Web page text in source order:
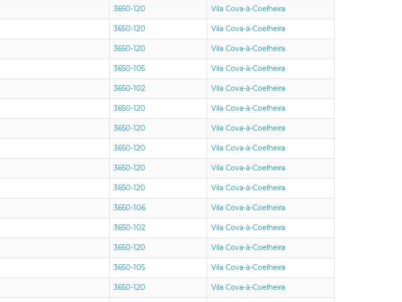
3650-120 Vila Cova-à-Coelheira
3650-120 Vila Cova-à-Coelheira
3650-120 Vila Cova-à-Coelheira
3650-105 Vila Cova-à-Coelheira
3650-102 Vila Cova-à-Coelheira
3650-120 Vila Cova-à-Coelheira
3650-120 Vila Cova-à-Coelheira
3650-120 Vila Cova-à-Coelheira
3650-120 Vila Cova-à-Coelheira
3650-120 Vila Cova-à-Coelheira
3650-106 Vila Cova-à-Coelheira
3650-102 Vila Cova-à-Coelheira
3650-120 Vila Cova-à-Coelheira
3650-105 Vila Cova-à-Coelheira
3650-120 Vila Cova-à-Coelheira